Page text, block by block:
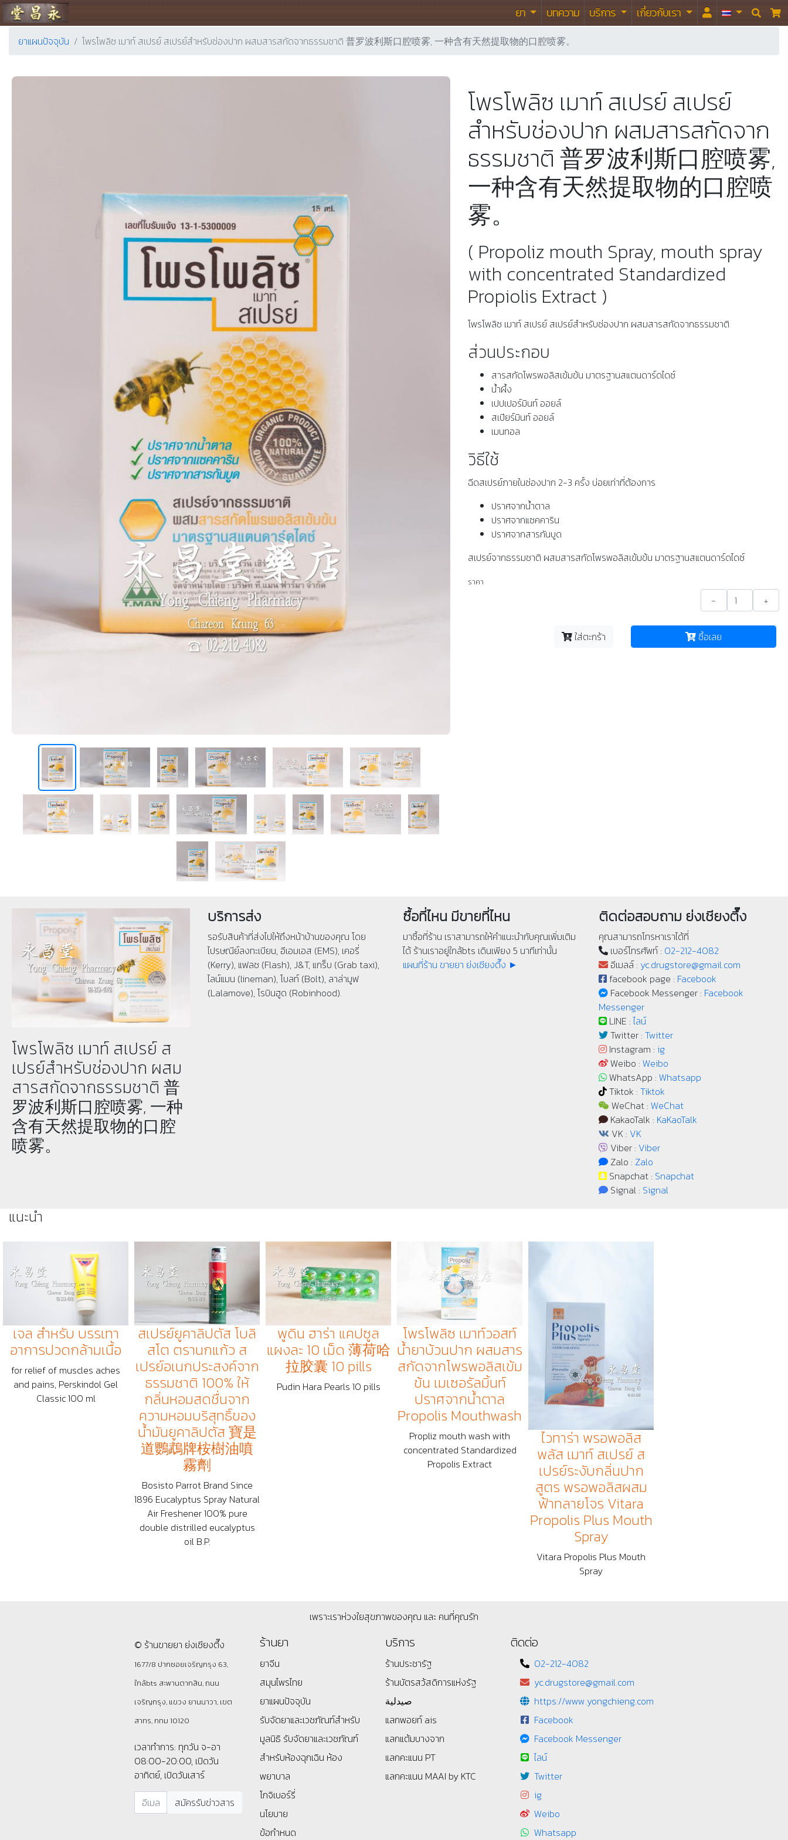
ร้านขายยา ย่งเชียงตึ๊ง ยา บทความ บริการ เกี่ยวกับเรา  
ยาแผนปัจจุบัน โพรโพลิซ เมาท์ สเปรย์ สเปรย์สำหรับช่องปาก ผสมสารสกัดจากธรรมชาติ 普罗波利斯口腔喷雾, 一种含有天然提取物的口腔喷雾。
โพรโพลิซ เมาท์ สเปรย์ สเปรย์
สำหรับช่องปาก ผสมสารสกัดจาก
ธรรมชาติ 普罗波利斯口腔喷雾,
一种含有天然提取物的口腔喷
雾。
( Propoliz mouth Spray, mouth spray
with concentrated Standardized
Propiolis Extract )
โพรโพลิซ เมาท์ สเปรย์ สเปรย์สำหรับช่องปาก ผสมสารสกัดจากธรรมชาติ
ส่วนประกอบ
สารสกัดโพรพอลิสเข้มข้น มาตรฐานสแตนดาร์ดไดซ์
น้ำผึ้ง
เปปเปอร์มินท์ ออยล์
สเปียร์มินท์ ออยล์
เมนทอล
วิธีใช้
ฉีดสเปรย์ภายในช่องปาก 2-3 ครั้ง บ่อยเท่าที่ต้องการ
ปราศจากน้ำตาล
ปราศจากแซคคาริน
ปราศจากสารกันบูด
สเปรย์จากธรรมชาติ ผสมสารสกัดโพรพอลิสเข้มข้น มาตรฐานสแตนดาร์ดไดซ์
ราคา
- +
ใส่ตะกร้า ซื้อเลย
โพรโพลิซ เมาท์ สเปรย์ ส
เปรย์สำหรับช่องปาก ผสม
สารสกัดจากธรรมชาติ 普
罗波利斯口腔喷雾, 一种
含有天然提取物的口腔
喷雾。
บริการส่ง
รอรับสินค้าที่ส่งไปให้ถึงหน้าบ้านของคุณ โดย
ไปรษณีย์ลงทะเบียน, อีเอมเอส (EMS), เคอรี่
(Kerry), แฟลช (Flash), J&T, แกร็บ (Grab taxi),
ไลน์แมน (lineman), โบลท์ (Bolt), ลาล่ามูฟ
(Lalamove), โรบินฮูด (Robinhood).
ซื้อที่ไหน มีขายที่ไหน
มาซื้อที่ร้าน เราสามารถให้คำแนะนำกับคุณเพิ่มเติม
ได้ ร้านเราอยู่ใกล้bts เดินเพียง 5 นาทีเท่านั้น
แผนที่ร้าน ขายยา ย่งเชียงตึ๊ง ►
ติดต่อสอบถาม ย่งเชียงตึ๊ง
คุณสามารถโทรหาเราได้ที่
เบอร์โทรศัพท์ : 02-212-4082
อีเมลล์ : yc.drugstore@gmail.com
facebook page : Facebook
Facebook Messenger : Facebook
Messenger
LINE :ไลน์
Twitter : Twitter
Instagram : ig
Weibo : Weibo
WhatsApp : Whatsapp
Tiktok : Tiktok
WeChat : WeChat
KakaoTalk : KaKaoTalk
VK : VK
Viber : Viber
Zalo : Zalo
Snapchat : Snapchat
Signal : Signal
แนะนำ
เจล สำหรับ บรรเทา
อาการปวดกล้ามเนื้อ
for relief of muscles aches
and pains, Perskindol Gel
Classic 100 ml
สเปรย์ยูคาลิปตัส โบลิ
สโต ตรานกแก้ว ส
เปรย์อเนกประสงค์จาก
ธรรมชาติ 100% ให้
กลิ่นหอมสดชื่นจาก
ความหอมบริสุทธิ์ของ
น้ำมันยูคาลิปตัส 寶是
道鸚鵡牌桉樹油噴
霧劑
Bosisto Parrot Brand Since
1896 Eucalyptus Spray Natural
Air Freshener 100% pure
double distrilled eucalyptus
oil B.P.
พูดิน ฮาร่า แคปซูล
แผงละ 10 เม็ด 薄荷哈
拉胶囊 10 pills
Pudin Hara Pearls 10 pills
โพรโพลิซ เมาท์วอสท์
น้ำยาบ้วนปาก ผสมสาร
สกัดจากโพรพอลิสเข้ม
ข้น เมเซอรัลมิ้นท์
ปราศจากน้ำตาล
Propolis Mouthwash
Propliz mouth wash with
concentrated Standardized
Propolis Extract
ไวทาร่า พรอพอลิส
พลัส เมาท์ สเปรย์ ส
เปรย์ระงับกลิ่นปาก
สูตร พรอพอลิสผสม
ฟ้าทลายโจร Vitara
Propolis Plus Mouth
Spray
Vitara Propolis Plus Mouth
Spray
เพราะเราห่วงใยสุขภาพของคุณ และ คนที่คุณรัก
© ร้านขายยา ย่งเชียงตึ๊ง
1677/8 ปากซอยเจริญกรุง 63,
ใกล้bts สะพานตากสิน, ถนน
เจริญกรุง, แขวง ยานนาวา, เขต
สาทร, กทม 10120
เวลาทำการ: ทุกวัน จ-อา
08:00-20:00, เปิดวัน
อาทิตย์, เปิดวันเสาร์
ร้านยา
ยาจีน
สมุนไพรไทย
ยาแผนปัจจุบัน
รับจัดยาและเวชภัณฑ์สำหรับ
มูลนิธิ รับจัดยาและเวชภัณฑ์
สำหรับห้องฉุกเฉิน ห้อง
พยาบาล
โกจิเบอร์รี่
นโยบาย
ข้อกำหนด
บริการ
ร้านประชารัฐ
ร้านบัตรสว้สดิการแห่งรัฐ
صيدلية
แลกพอยท์ ais
แลกแต้มบางจาก
แลกคะแนน PT
แลกคะแนน MAAI by KTC
ติดต่อ
02-212-4082
yc.drugstore@gmail.com
https://www.yongchieng.com
Facebook
Facebook Messenger
ไลน์
Twitter
ig
Weibo
Whatsapp